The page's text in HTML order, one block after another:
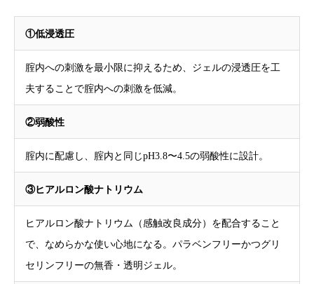
①低浸透圧
腟内への刺激を最小限に抑えるため、ジェルの浸透圧を工
夫することで腟内への刺激を低減。
②弱酸性
腟内に配慮し、腟内と同じpH3.8〜4.5の弱酸性に設計。
③ヒアルロン酸ナトリウム
ヒアルロン酸ナトリウム（感触改良成分）を配合すること
で、なめらかな使い心地になる。パラベンフリーかつグリ
セリンフリーの無香・透明ジェル。